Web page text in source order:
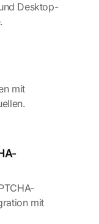
Desktop-
mit
mit